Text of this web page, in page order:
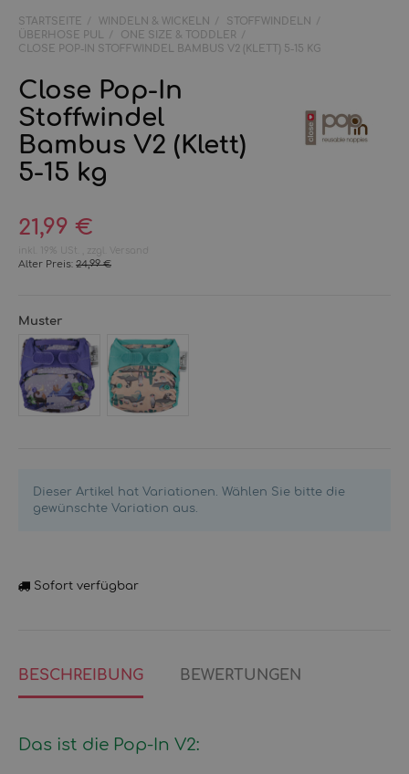
STARTSEITE WINDELN & WICKELN
STOFFWINDELN
ÜBERHOSE PUL
ONE SIZE & TODDLER
CLOSE POP-IN STOFFWINDEL BAMBUS V2 (KLETT) 5-15 KG
Close Pop-In
Stoffwindel
Bambus V2 (Klett)
5-15 kg
21,99 €
inkl. 19% USt. , zzgl. Versand
Alter Preis: 24,99 €
Muster
Dieser Artikel hat Variationen. Wählen Sie bitte die
gewünschte Variation aus.
Sofort verfügbar
BESCHREIBUNG BEWERTUNGEN
Das ist die Pop-In V2: